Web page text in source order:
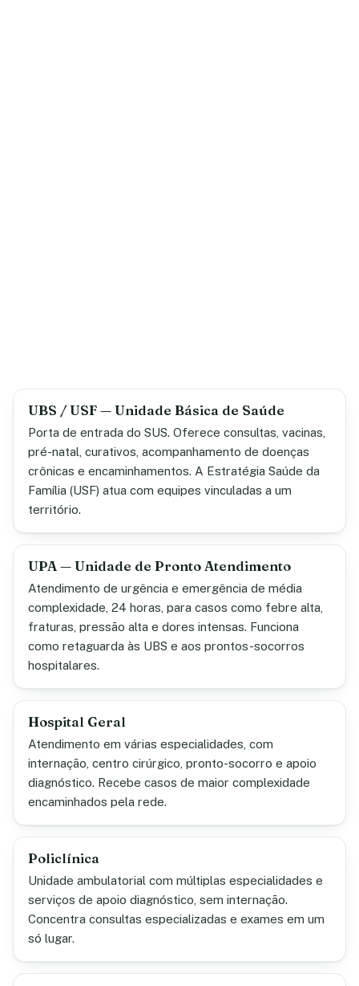
UBS / USF — Unidade Básica de Saúde
Porta de entrada do SUS. Oferece consultas, vacinas,
pré-natal, curativos, acompanhamento de doenças
crônicas e encaminhamentos. A Estratégia Saúde da
Família (USF) atua com equipes vinculadas a um
território.
UPA — Unidade de Pronto Atendimento
Atendimento de urgência e emergência de média
complexidade, 24 horas, para casos como febre alta,
fraturas, pressão alta e dores intensas. Funciona
como retaguarda às UBS e aos prontos-socorros
hospitalares.
Hospital Geral
Atendimento em várias especialidades, com
internação, centro cirúrgico, pronto-socorro e apoio
diagnóstico. Recebe casos de maior complexidade
encaminhados pela rede.
Policlínica
Unidade ambulatorial com múltiplas especialidades e
serviços de apoio diagnóstico, sem internação.
Concentra consultas especializadas e exames em um
só lugar.